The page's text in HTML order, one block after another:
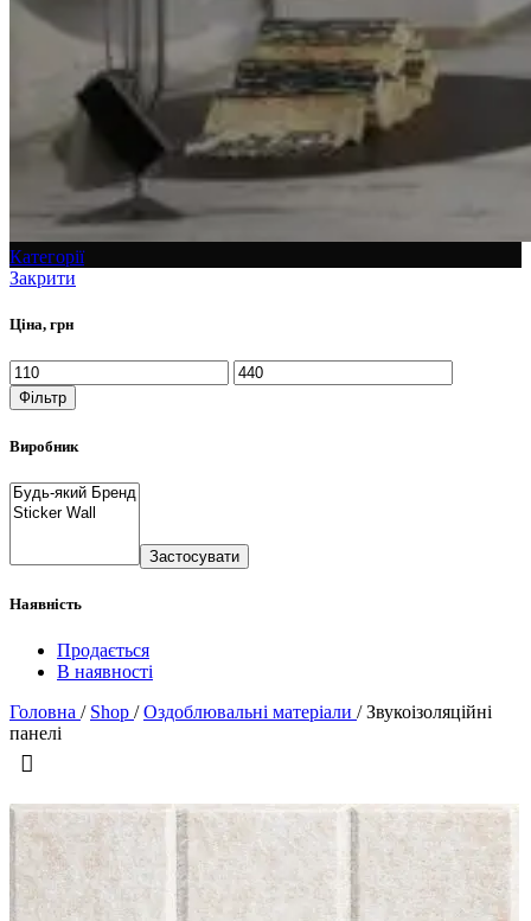
Категорії
Закрити
Ціна, грн
Фільтр
Виробник
Застосувати
Наявність
Продається
В наявності
Головна / Shop / Оздоблювальні матеріали / Звукоізоляційні
панелі